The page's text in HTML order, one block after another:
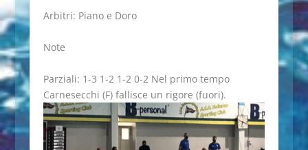
Arbitri: Piano e Doro
Note
Parziali: 1-3 1-2 1-2 0-2 Nel primo tempo
Carnesecchi (F) fallisce un rigore (fuori).